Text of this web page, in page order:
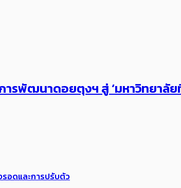
ารพัฒนาดอยตุงฯ สู่ ‘มหาวิทยา
รอดและการปรับตัว